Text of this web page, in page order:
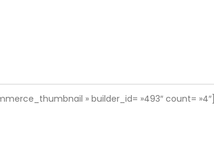
» builder_id= »493″ count= »4″]